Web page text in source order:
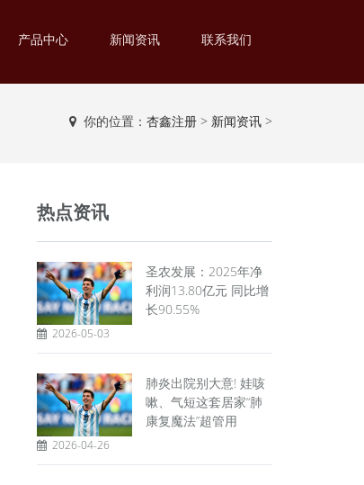
产品中心 新闻资讯 联系我们
你的位置： 杏鑫注册 > 新闻资讯 >
热点资讯
圣农发展：2025年净
利润13.80亿元 同比增
长90.55%
2026-05-03
肺炎出院别大意! 娃咳
嗽、气短这套居家“肺
康复魔法”超管用
2026-04-26